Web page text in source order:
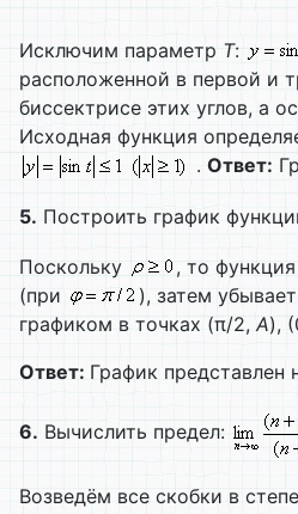
Исключим параметр T:
расположенной в первой и
биссектрисе этих углов, а
Исходная функция
. Ответ:
5. Построить график
Поскольку , то
(при
), затем
графиком в точках (π/2, A),
Ответ: График представлен
6. Вычислить предел:
Возведём все скобки в